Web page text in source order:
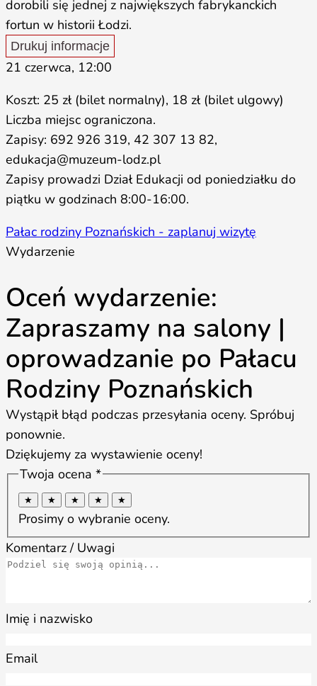
dorobili się jednej z największych fabrykanckich
fortun w historii Łodzi.
Drukuj informacje
21 czerwca, 12:00
Koszt: 25 zł (bilet normalny), 18 zł (bilet ulgowy)
Liczba miejsc ograniczona.
Zapisy: 692 926 319, 42 307 13 82,
edukacja@muzeum-lodz.pl
Zapisy prowadzi Dział Edukacji od poniedziałku do
piątku w godzinach 8:00-16:00.
Pałac rodziny Poznańskich - zaplanuj wizytę
Wydarzenie
Oceń wydarzenie:
Zapraszamy na salony |
oprowadzanie po Pałacu
Rodziny Poznańskich
Wystąpił błąd podczas przesyłania oceny. Spróbuj
ponownie.
Dziękujemy za wystawienie oceny!
Twoja ocena *
★ ★ ★ ★ ★
Prosimy o wybranie oceny.
Komentarz / Uwagi
Imię i nazwisko
Email